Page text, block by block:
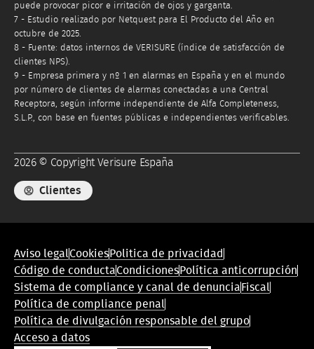
puede provocar picor e irritación de ojos y garganta.
7 - Estudio realizado por Netquest para El Producto del Año en
octubre de 2025.
8 - Fuente: datos internos de VERISURE (índice de satisfacción de
clientes NPS).
9 - Empresa primera y nº 1 en alarmas en España y en el mundo
por número de clientes de alarmas conectadas a una Central
Receptora, según informe independiente de Alfa Completeness,
S.L.P., con base en fuentes públicas e independientes verificables.
2026 © Copyright Verisure España
Clientes
Menú
de
conformidad
legal
Aviso legal Cookies Politica de privacidad
Código de conductaCondiciones Política anticorrupción
Sistema de compliance y canal de denuncia Fiscal
Política de compliance penal
Política de divulgación responsable del grupo
Acceso a datos